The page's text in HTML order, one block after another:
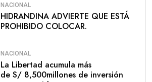
NACIONAL
HIDRANDINA ADVIERTE QUE ESTÁ
PROHIBIDO COLOCAR.
NACIONAL
La Libertad acumula más
de S/ 8,500millones de inversión